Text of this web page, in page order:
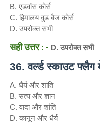
B. एडवांस कोर्स
C. हिमालय वुड बैज कोर्स
D. उपरोक्त सभी
सही उत्तर : - D. उपरोक्त सभी
36. वर्ल्ड स्काउट फ्लैग
A. धैर्य और शांति
B. सत्य और ज्ञान
C. वादा और शांति
D. कानून और धैर्य